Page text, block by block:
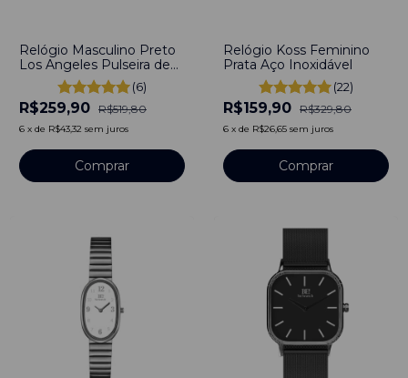
Relógio Masculino Preto
Los Angeles Pulseira de
Metal 40mm Minimalista
Aço Inoxidável banhado a
titânio
(6)
R$259,90 R$519,80
6 x de R$43,32 sem juros
Comprar
Relógio Koss Feminino
Prata Aço Inoxidável
(22)
R$159,90 R$329,80
6 x de R$26,65 sem juros